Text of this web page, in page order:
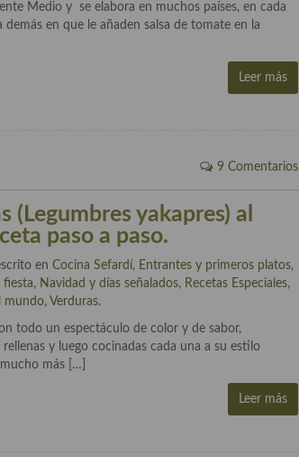
Medio y se elabora en muchos países, en cada
en que le añaden salsa de tomate en la
Leer más
9 Comentarios
(Legumbres yakapres) al
paso a paso.
enCocina Sefardí, Entrantes y primeros platos,
fiesta, Navidad y días señalados, Recetas Especiales,
mundo, Verduras.
todo un espectáculo de color y de sabor,
y luego cocinadas cada una a su estilo
más […]
Leer más